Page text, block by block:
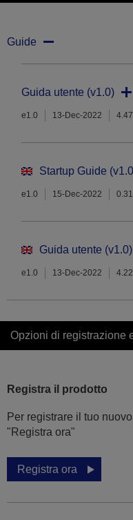
Guide
Guida utente (v1.0)
e1.0 13-Dec-2022
Startup Guide
e1.0 15-Dec-2022
Guida utente (v1.0)
e1.0 13-Dec-2022
Opzioni di registrazione
Registra il prodotto
Per registrare il tuo
"Registra ora"
Registra ora